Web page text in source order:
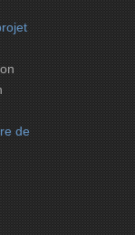
de